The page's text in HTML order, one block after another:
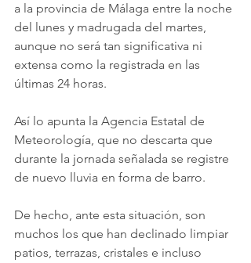
a la provincia de Málaga entre la noche
del lunes y madrugada del martes,
aunque no será tan significativa ni
extensa como la registrada en las
últimas 24 horas.
Así lo apunta la Agencia Estatal de
Meteorología, que no descarta que
durante la jornada señalada se registre
de nuevo lluvia en forma de barro.
De hecho, ante esta situación, son
muchos los que han declinado limpiar
patios, terrazas, cristales e incluso